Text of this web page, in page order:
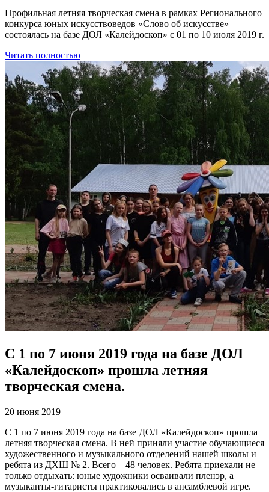
Профильная летняя творческая смена в рамках Регионального
конкурса юных искусствоведов «Слово об искусстве»
состоялась на базе ДОЛ «Калейдоскоп» с 01 по 10 июля 2019 г.
Читать полностью
С 1 по 7 июня 2019 года на базе ДОЛ
«Калейдоскоп» прошла летняя
творческая смена.
20 июня 2019
С 1 по 7 июня 2019 года на базе ДОЛ «Калейдоскоп» прошла
летняя творческая смена. В ней приняли участие обучающиеся
художественного и музыкального отделений нашей школы и
ребята из ДХШ № 2. Всего – 48 человек. Ребята приехали не
только отдыхать: юные художники осваивали пленэр, а
музыканты-гитаристы практиковались в ансамблевой игре.